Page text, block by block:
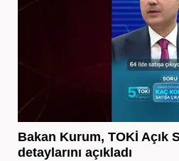
Bakan Kurum, TOKİ Açık
detaylarını açıkladı